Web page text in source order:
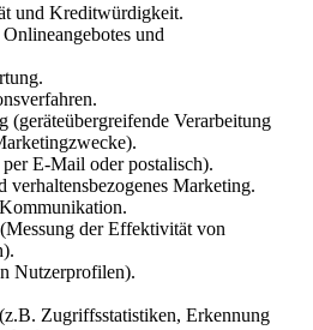
und Kreditwürdigkeit.
und
(geräteübergreifende Verarbeitung
E-Mail oder postalisch).
verhaltensbezogenes Marketing.
der Effektivität von
Nutzerprofilen).
Zugriffsstatistiken, Erkennung